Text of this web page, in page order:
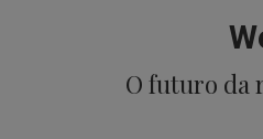
O futuro da